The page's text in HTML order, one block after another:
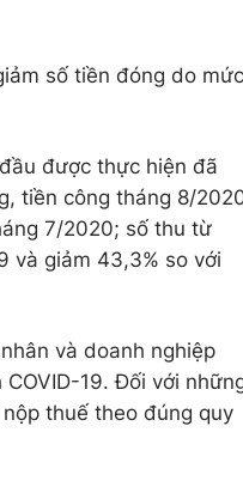
số tiền đóng do mức
được thực hiện đã
tiền công tháng 8/
7/2020; số thu từ
và giảm 43,3% so với
và doanh nghiệp
19. Đối với
thuế theo đúng quy